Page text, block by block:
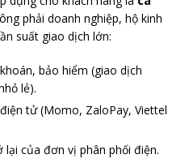
phải doanh nghiệp, hộ kinh
suất giao dịch lớn:
bảo hiểm (giao dịch
lẻ).
tử (Momo, ZaloPay, Viettel
của đơn vị phân phối điện.